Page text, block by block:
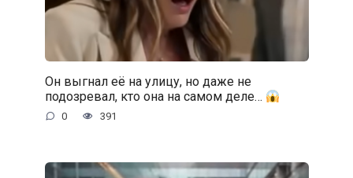
Он выгнал её на улицу, но даже не
подозревал, кто она на самом деле…
0 391